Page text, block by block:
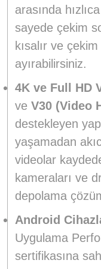
arasında
sayede çekim
kısalır ve
ayırabilirsiniz.
4K ve Full HD
ve V30 (Video
destekleyen
yaşamadan
videolar
kameraları ve
depolama
Android
Uygulama
sertifikasına